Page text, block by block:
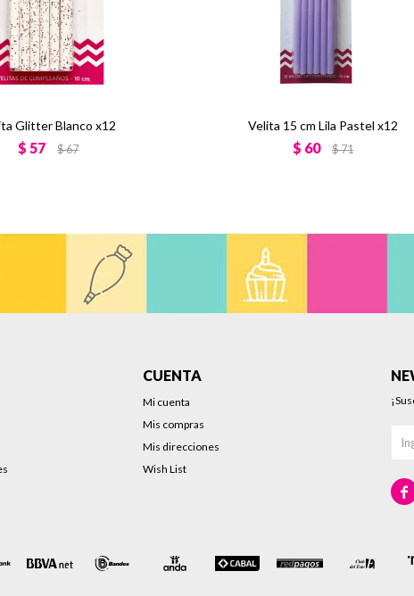
Glitter Blanco x12
$ 57 $67
Velita 15 cm Lila Pastel x12
$ 60 $71
CUENTA
Mi cuenta
Mis compras
Mis direcciones
Wish List
